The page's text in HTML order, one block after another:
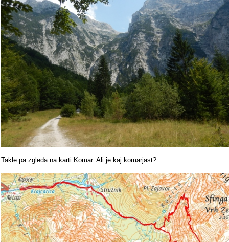
Takle pa zgleda na karti Komar. Ali je kaj komarjast?